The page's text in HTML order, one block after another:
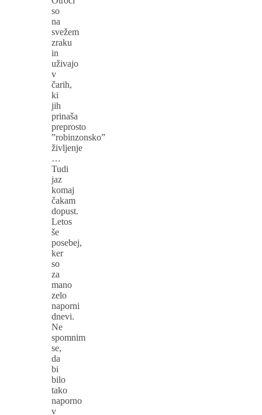
so
na
svežem
zraku
in
uživajo
v
čarih,
ki
jih
prinaša
preprosto
”robinzonsko”
življenje
…
Tudi
jaz
komaj
čakam
dopust.
Letos
še
posebej,
ker
so
za
mano
zelo
naporni
dnevi.
Ne
spomnim
se,
da
bi
bilo
tako
naporno
v